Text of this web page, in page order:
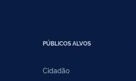
PÚBLICOS ALVOS
Cidadão